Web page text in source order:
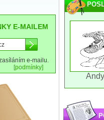
E-MAILEM
e-mailu.
[podmínky]